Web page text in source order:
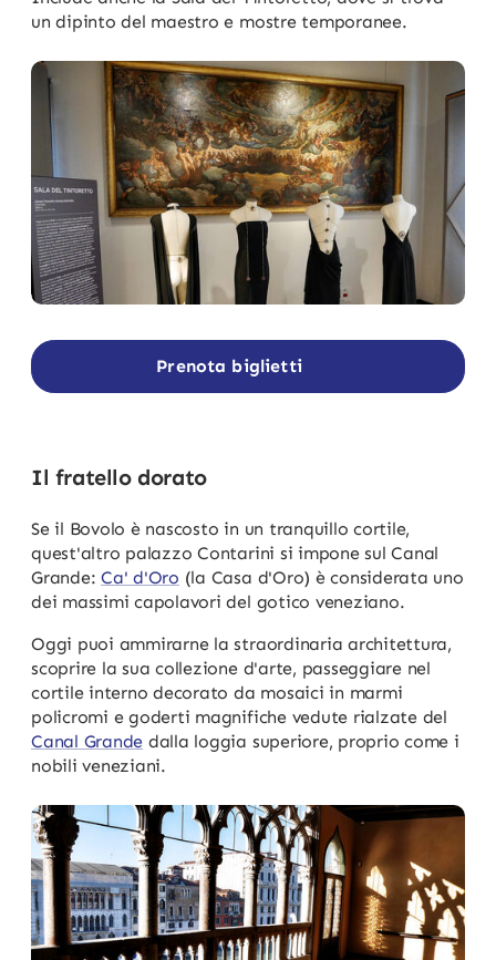
un dipinto del maestro e mostre temporanee.
Prenota biglietti
Il fratello dorato
Se il Bovolo è nascosto in un tranquillo cortile,
quest'altro palazzo Contarini si impone sul Canal
Grande:Ca' d'Oro (la Casa d'Oro) è considerata uno
dei massimi capolavori del gotico veneziano.
Oggi puoi ammirarne la straordinaria architettura,
scoprire la sua collezione d'arte, passeggiare nel
cortile interno decorato da mosaici in marmi
policromi e goderti magnifiche vedute rialzate del
Canal Grande dalla loggia superiore, proprio come i
nobili veneziani.